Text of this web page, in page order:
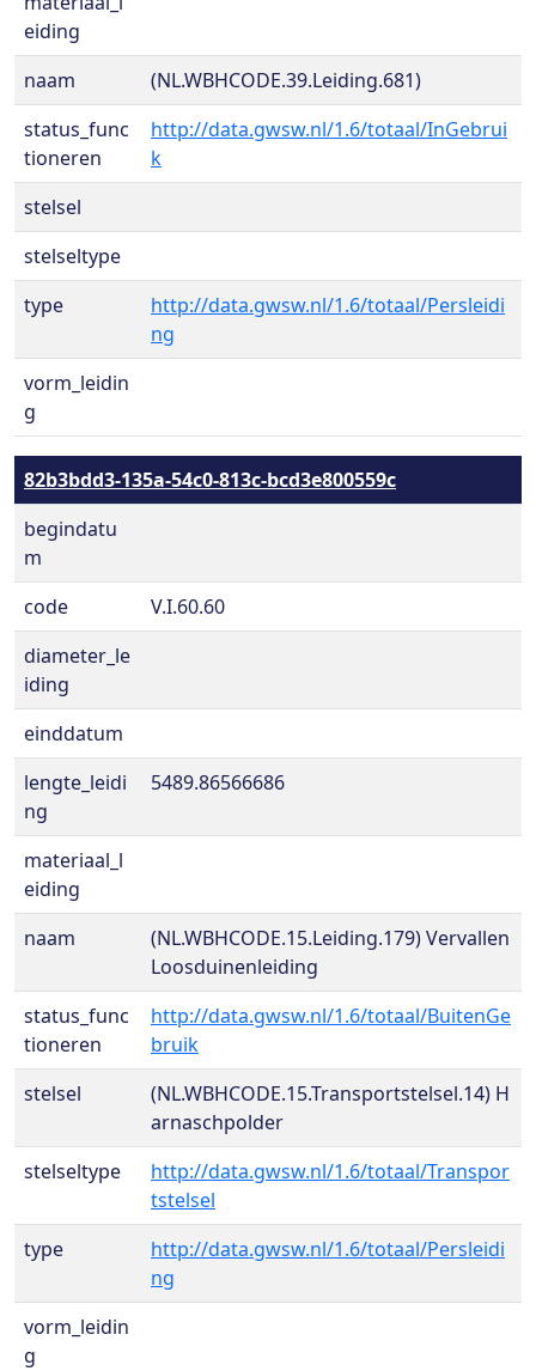
eiding
naam
(NL.WBHCODE.39.Leiding.681)
status_func
tioneren
http://data.gwsw.nl/1.6/totaal/InGebrui
k
stelsel
stelseltype
type
http://data.gwsw.nl/1.6/totaal/Persleidi
ng
vorm_leidin
g
82b3bdd3-135a-54c0-813c-bcd3e800559c
begindatu
m
code
V.I.60.60
diameter_le
iding
einddatum
lengte_leidi
ng
5489.86566686
materiaal_l
eiding
naam
(NL.WBHCODE.15.Leiding.179) Vervallen
Loosduinenleiding
status_func
tioneren
http://data.gwsw.nl/1.6/totaal/BuitenGe
bruik
stelsel
(NL.WBHCODE.15.Transportstelsel.14) H
arnaschpolder
stelseltype
http://data.gwsw.nl/1.6/totaal/Transpor
tstelsel
type
http://data.gwsw.nl/1.6/totaal/Persleidi
ng
vorm_leidin
g